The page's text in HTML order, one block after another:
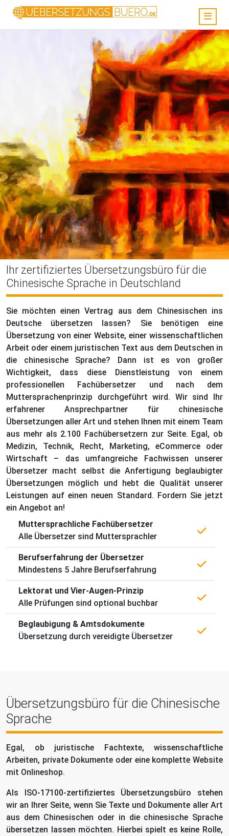
Ihr zertifiziertes Übersetzungsbüro für die
Chinesische Sprache in Deutschland
Sie möchten einen Vertrag aus dem Chinesischen ins
Deutsche übersetzen lassen? Sie benötigen eine
Übersetzung von einer Website, einer wissenschaftlichen
Arbeit oder einem juristischen Text aus dem Deutschen in
die chinesische Sprache? Dann ist es von großer
Wichtigkeit, dass diese Dienstleistung von einem
professionellen Fachübersetzer und nach dem
Muttersprachenprinzip durchgeführt wird. Wir sind Ihr
erfahrener Ansprechpartner für chinesische
Übersetzungen aller Art und stehen Ihnen mit einem Team
aus mehr als 2.100 Fachübersetzern zur Seite. Egal, ob
Medizin, Technik, Recht, Marketing, eCommerce oder
Wirtschaft – das umfangreiche Fachwissen unserer
Übersetzer macht selbst die Anfertigung beglaubigter
Übersetzungen möglich und hebt die Qualität unserer
Leistungen auf einen neuen Standard. Fordern Sie jetzt
ein Angebot an!
Muttersprachliche Fachübersetzer
Alle Übersetzer sind Muttersprachler
Berufserfahrung der Übersetzer
Mindestens 5 Jahre Berufserfahrung
Lektorat und Vier-Augen-Prinzip
Alle Prüfungen sind optional buchbar
Beglaubigung & Amtsdokumente
Übersetzung durch vereidigte Übersetzer
Übersetzungsbüro für die Chinesische
Sprache
Egal, ob juristische Fachtexte, wissenschaftliche
Arbeiten, private Dokumente oder eine komplette Website
mit Onlineshop.
Als ISO-17100-zertifiziertes Übersetzungsbüro stehen
wir an Ihrer Seite, wenn Sie Texte und Dokumente aller Art
aus dem Chinesischen oder in die chinesische Sprache
übersetzen lassen möchten. Hierbei spielt es keine Rolle,